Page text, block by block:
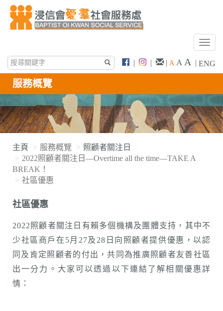
T
g
n
a
v
| | | A A A | ENG
服務概覽
主頁 服務概覽
照顧者關注日
2022照顧者關注日—Overtime all the time—TAKE A
BREAK！
社區優惠
社區優惠
2022照顧者關注日有賴多個機構及團體支持，其中不
少社區商戶在5月27及28日向照顧者提供優惠，以認
同及肯定照顧者的付出，共同為推廣照顧者友善社區
出一分力。大家可以透過以下連結了解相關優惠詳
情：